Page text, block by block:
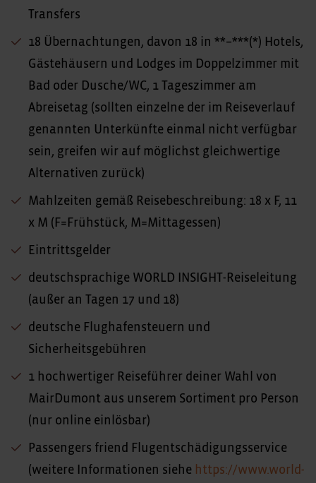
Transfers
18 Übernachtungen, davon 18 in **–***(*) Hotels,
Gästehäusern und Lodges im Doppelzimmer mit
Bad oder Dusche/WC, 1 Tageszimmer am
Abreisetag (sollten einzelne der im Reiseverlauf
genannten Unterkünfte einmal nicht verfügbar
sein, greifen wir auf möglichst gleichwertige
Alternativen zurück)
Mahlzeiten gemäß Reisebeschreibung: 18 x F, 11
x M (F=Frühstück, M=Mittagessen)
Eintrittsgelder
deutschsprachige WORLD INSIGHT-Reiseleitung
(außer an Tagen 17 und 18)
deutsche Flughafensteuern und
Sicherheitsgebühren
1 hochwertiger Reiseführer deiner Wahl von
MairDumont aus unserem Sortiment pro Person
(nur online einlösbar)
Passengers friend Flugentschädigungsservice
(weitere Informationen siehe https://www.world-